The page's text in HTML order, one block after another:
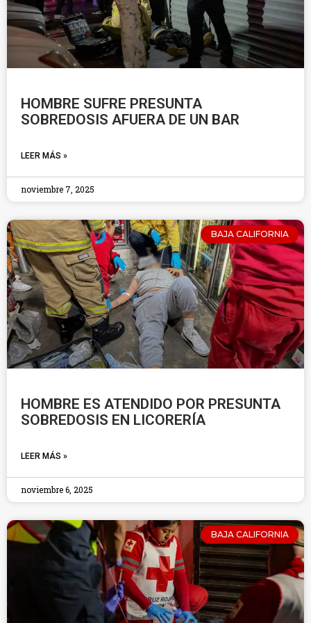
HOMBRE SUFRE PRESUNTA
SOBREDOSIS AFUERA DE UN BAR
LEER MÁS »
noviembre 7, 2025
BAJA CALIFORNIA
HOMBRE ES ATENDIDO POR PRESUNTA
SOBREDOSIS EN LICORERÍA
LEER MÁS »
noviembre 6, 2025
BAJA CALIFORNIA